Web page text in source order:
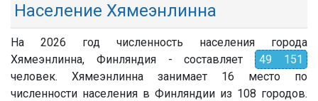
Население Хямеэнлинна
На 2026 год численность населения города
Хямеэнлинна, Финляндия - составляет 49 151
человек. Хямеэнлинна занимает 16 место по
численности населения в Финляндии из 108 городов.